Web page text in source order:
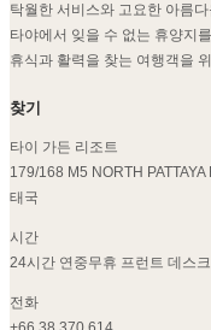
탁월한 서비스와 고요한 아름
타야에서 잊을 수 없는 휴양지
휴식과 활력을 찾는 여행객을
찾기
타이 가든 리조트
179/168 M5 NORTH
태국
시간
24시간 연중무휴 프런트 데스크
전화